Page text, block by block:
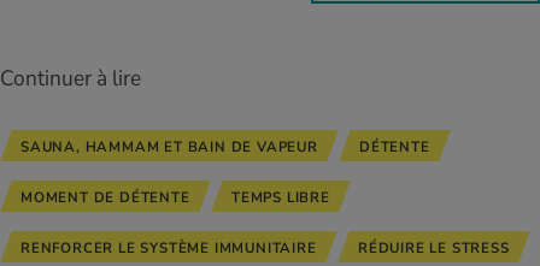
Continuer à lire
SAUNA, HAMMAM ET BAIN DE VAPEUR DÉTENTE
MOMENT DE DÉTENTE TEMPS LIBRE
RENFORCER LE SYSTÈME IMMUNITAIRE RÉDUIRE LE STRESS